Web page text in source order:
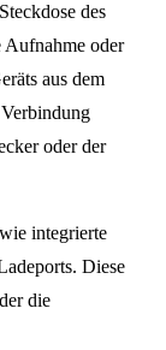
des
Aufnahme oder
aus dem
oder der
integrierte
Diese
die